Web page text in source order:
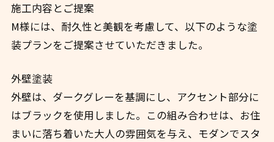
施工内容とご提案
M様には、耐久性と美観を考慮して、以下のような塗
装プランをご提案させていただきました。
外壁塗装
外壁は、ダークグレーを基調にし、アクセント部分に
はブラックを使用しました。この組み合わせは、お住
まいに落ち着いた大人の雰囲気を与え、モダンでスタ